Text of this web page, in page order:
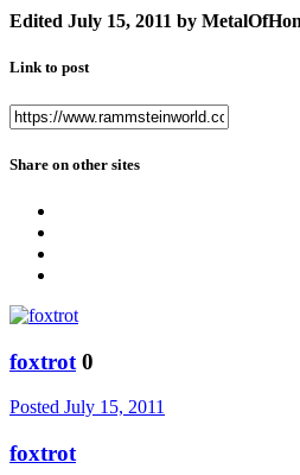
Edited July 15, 2011 by
Link to post
Share on other sites
foxtrot 0
Posted July 15, 2011
foxtrot